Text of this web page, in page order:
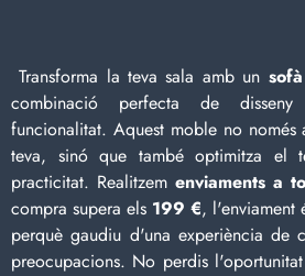
Transforma la teva sala amb un
combinació perfecta de
funcionalitat. Aquest moble no només
teva, sinó que també optimitza el
practicitat. Realitzem enviaments a
compra supera els 199 €, l'enviament
perquè gaudiu d'una experiència de
preocupacions. No perdis